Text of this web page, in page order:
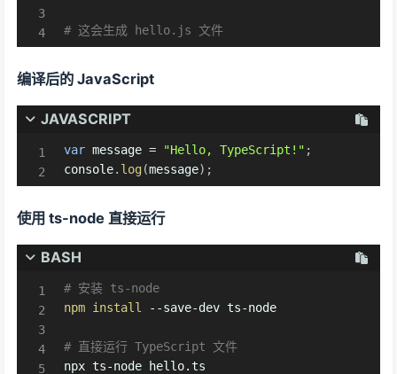
# 这会生成 hello.js 文件
编译后的 JavaScript
JAVASCRIPT
var message = "Hello, TypeScript!" ;
console. log (message) ;
使用 ts-node 直接运行
BASH
# 安装 ts-node
npm install --save-dev ts-node
# 直接运行 TypeScript 文件
npx ts-node hello.ts